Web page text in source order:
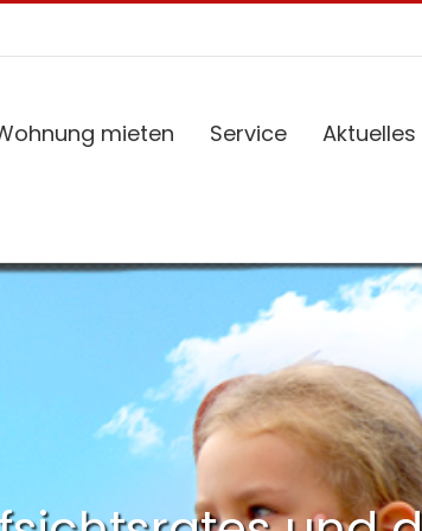
mieten Service Aktuelles